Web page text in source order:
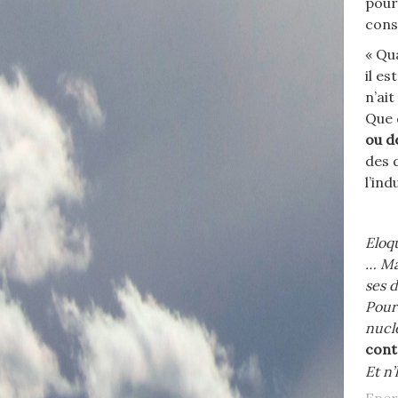
«
il
Que
ou
des
…
ses
Et